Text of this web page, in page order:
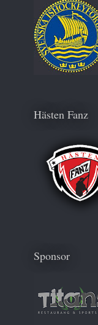
Hästen Fanz
Sponsor